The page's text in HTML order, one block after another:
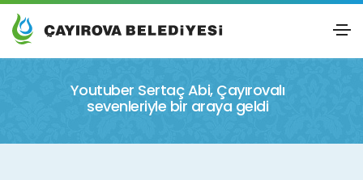
Youtuber Sertaç Abi, Çayırovalı
sevenleriyle bir araya geldi